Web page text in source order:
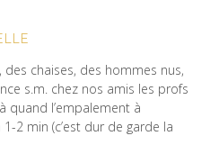
des chaises, des hommes nus,
s.m. chez nos amis les profs
quand l’empalement à
2 min (c’est dur de garde la